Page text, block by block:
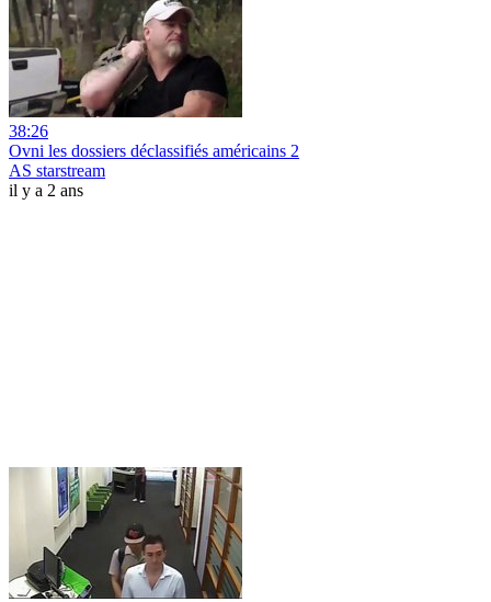
38:26
Ovni les dossiers déclassifiés américains 2
AS starstream
il y a 2 ans